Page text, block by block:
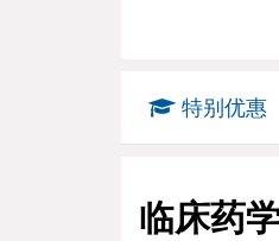
特别优惠
临床药